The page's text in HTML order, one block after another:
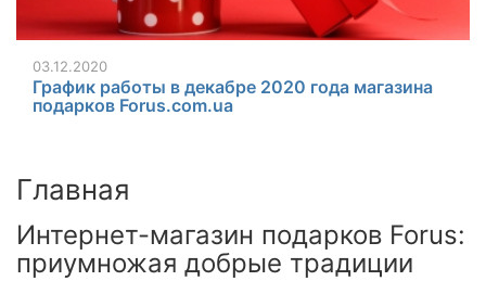
03.12.2020
График работы в декабре 2020 года магазина
подарков Forus.com.ua
Главная
Интернет-магазин подарков Forus:
приумножая добрые традиции